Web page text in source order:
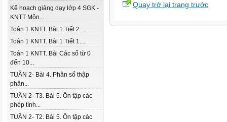
Kế hoạch giảng dạy lớp 4 SGK -
KNTT Môn...
Toán 1 KNTT. Bài 1 Tiết 2....
Toán 1 KNTT. Bài 1 Tiết 1....
Toán 1 KNTT. Bài Các số từ 0
đến 10...
TUẦN 2- Bài 4. Phân số thập
phân...
TUẦN 2- T3. Bài 5. Ôn tập các
phép tính...
TUẦN 2- T2. Bài 5. Ôn tập các
Quay trở lại trang trước